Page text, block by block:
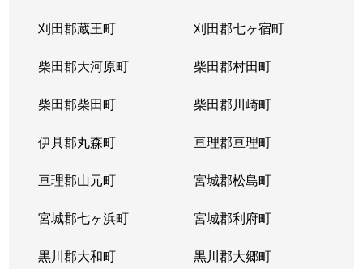
刈田郡蔵王町 刈田郡七ヶ宿町
柴田郡大河原町 柴田郡村田町
柴田郡柴田町 柴田郡川崎町
伊具郡丸森町 亘理郡亘理町
亘理郡山元町 宮城郡松島町
宮城郡七ヶ浜町 宮城郡利府町
黒川郡大和町 黒川郡大郷町